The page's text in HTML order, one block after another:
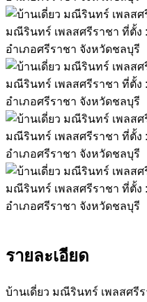
รายละเอียด
บ้านเดี่ยว มณีรินทร์ เพลสศรี